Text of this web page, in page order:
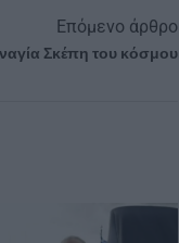
Επόμενο άρθρο
Σκέπη του κόσμου